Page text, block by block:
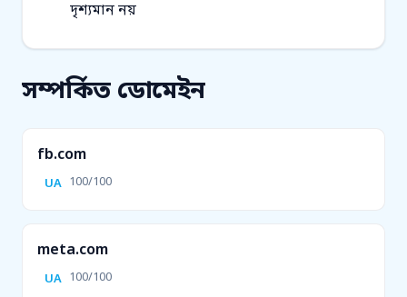
দৃশ্যমান নয়
সম্পর্কিত ডোমেইন
fb.com
UA 100/100
meta.com
UA 100/100